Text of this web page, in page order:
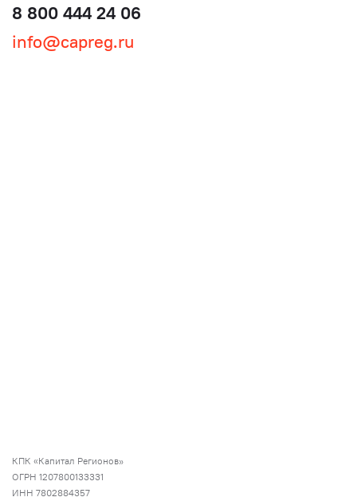
8 800 444 24 06
info@capreg.ru
КПК «Капитал Регионов»
ОГРН 1207800133331
ИНН 7802884357